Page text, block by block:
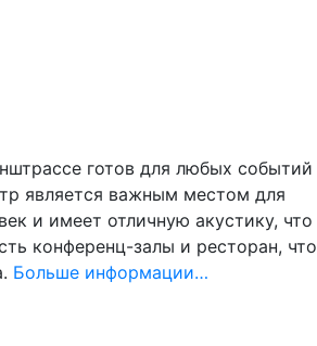
является важным местом для
и имеет отличную акустику, что
конференц-залы и ресторан, что
Больше информации…